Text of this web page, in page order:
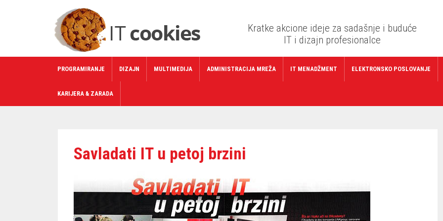
Kratke akcione ideje za sadašnje i buduće
IT i dizajn profesionalce
PROGRAMIRANJE DIZAJN MULTIMEDIJA ADMINISTRACIJA MREŽA IT MENADŽMENT ELEKTRONSKO POSLOVANJE
KARIJERA & ZARADA
Savladati IT u petoj brzini